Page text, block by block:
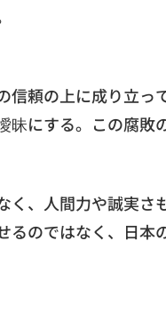
信頼の上に成り立
昧にする。この腐
く、人間力や誠実
るのではなく、日